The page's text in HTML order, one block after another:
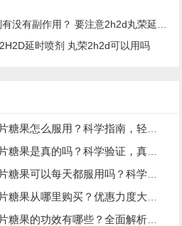
副作用？ 要注意2h2d丸荣延时喷剂的使用方法
延时喷剂 丸荣2h2d可以用吗
怎么服用？科学指南，轻松掌握！
是真的吗？科学验证，真实有效！
每天都服用吗？科学解析，安全又有效！
哪里购买？优惠力度大，品质保障！
功效有哪些？全面解析，效果显著！